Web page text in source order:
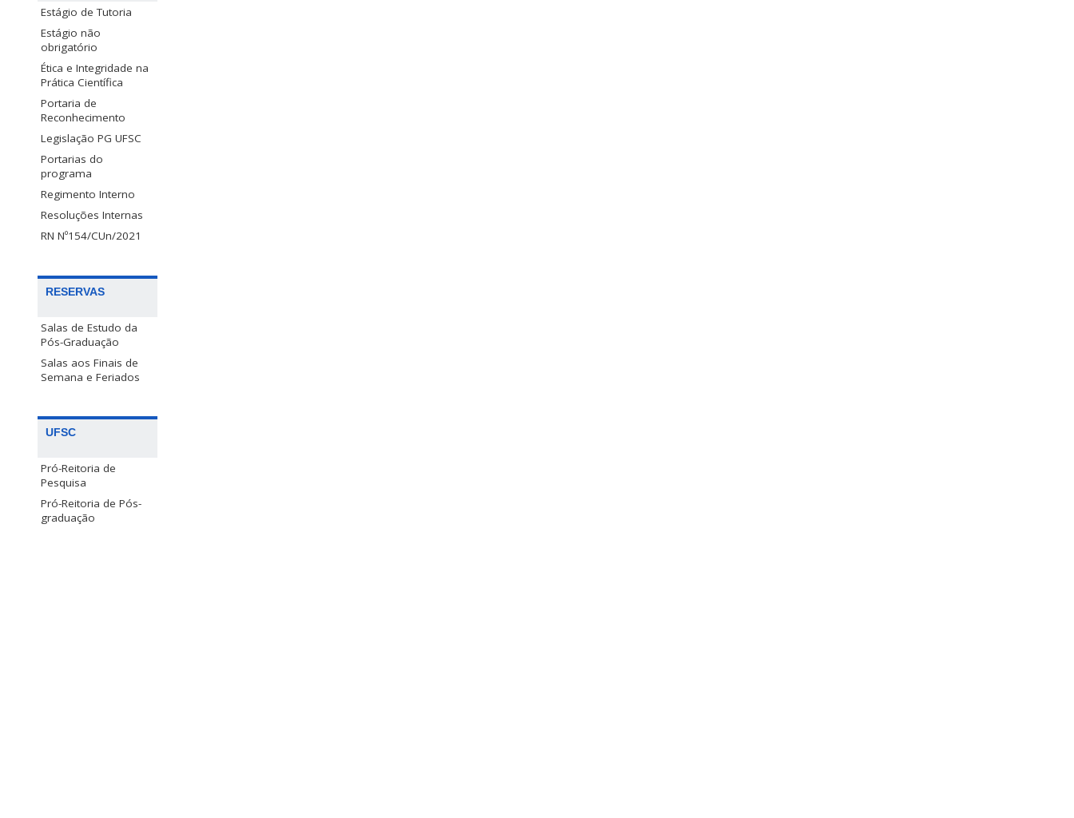
Estágio de Tutoria
Estágio não
obrigatório
Ética e Integridade na
Prática Científica
Portaria de
Reconhecimento
Legislação PG UFSC
Portarias do
programa
Regimento Interno
Resoluções Internas
RN Nº154/CUn/2021
RESERVAS
Salas de Estudo da
Pós-Graduação
Salas aos Finais de
Semana e Feriados
UFSC
Pró-Reitoria de
Pesquisa
Pró-Reitoria de Pós-
graduação